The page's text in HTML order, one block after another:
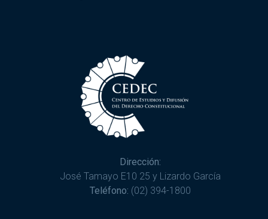
Dirección:
José Tamayo E10 25 y Lizardo García
Teléfono: (02) 394-1800